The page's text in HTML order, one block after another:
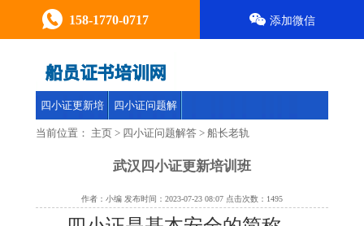
四小证更新培
训
四小证问题解
答
158-1770-0717 添加微信
当前位置： 主页 > 四小证问题解答 > 船长老轨
武汉四小证更新培训班
作者：小编 发布时间：2023-07-23 08:07 点击次数： 1495